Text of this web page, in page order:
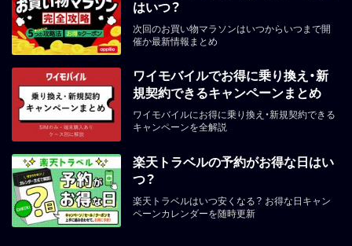
はいつ？
次回のお買い物マラソンはいつからいつまで開
催か最新情報まとめ
ワイモバイルでお得に乗り換え・新
規契約できるキャンペーンまとめ
ワイモバイルにお得に乗り換え・新規契約できる
キャンペーンを全解説
楽天トラベルの予約がお得な日はい
つ？
楽天トラベルはいつ安くなる？ お得な日キャン
ペーンカレンダーを随時更新